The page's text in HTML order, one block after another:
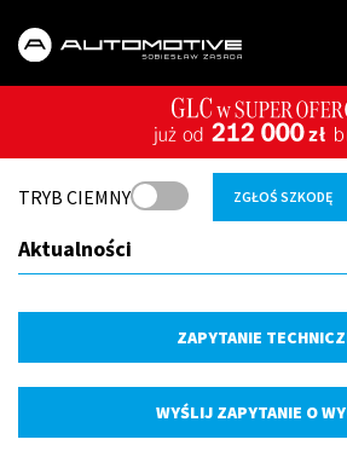
TRYB CIEMNY ZGŁOŚ SZKODĘ
Aktualności
ZAPYTANIE
WYŚLIJ ZAPYTANIE O